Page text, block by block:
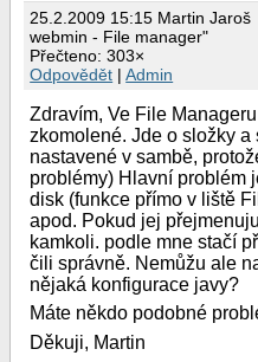
25.2.2009 15:15 Martin Jaroš
webmin - File manager"
Přečteno: 303×
Odpovědět |Admin
Zdravím, Ve File
zkomolené. Jde o složky a
nastavené v sambě,
problémy) Hlavní problém
disk (funkce přímo v liště
apod. Pokud jej
kamkoli. podle mne stačí
čili správně. Nemůžu ale
nějaká konfigurace javy?
Máte někdo podobné
Děkuji, Martin